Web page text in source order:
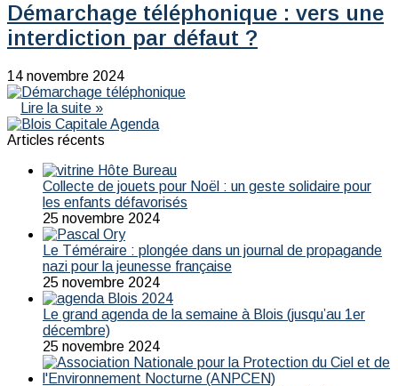
Démarchage téléphonique : vers une
interdiction par défaut ?
14 novembre 2024
Lire la suite »
Articles récents
Collecte de jouets pour Noël : un geste solidaire pour
les enfants défavorisés
25 novembre 2024
Le Téméraire : plongée dans un journal de propagande
nazi pour la jeunesse française
25 novembre 2024
Le grand agenda de la semaine à Blois (jusqu’au 1er
décembre)
25 novembre 2024